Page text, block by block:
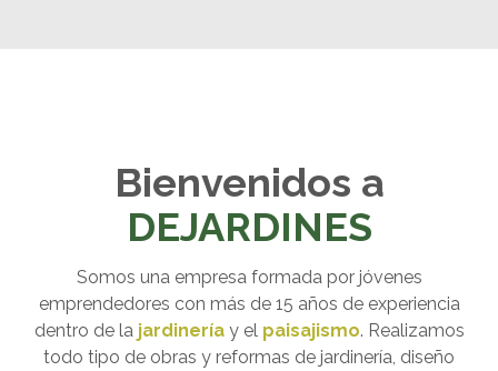
Bienvenidos a
DEJARDINES
Somos una empresa formada por jóvenes
emprendedores con más de 15 años de experiencia
dentro de la jardineríay el paisajismo. Realizamos
todo tipo de obras y reformas de jardinería, diseño